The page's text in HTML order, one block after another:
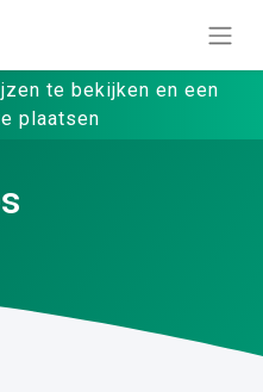
te bekijken en een
plaatsen